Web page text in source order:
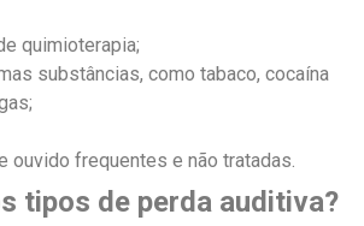
quimioterapia;
substâncias, como tabaco, cocaína
ouvido frequentes e não tratadas.
tipos de perda auditiva?